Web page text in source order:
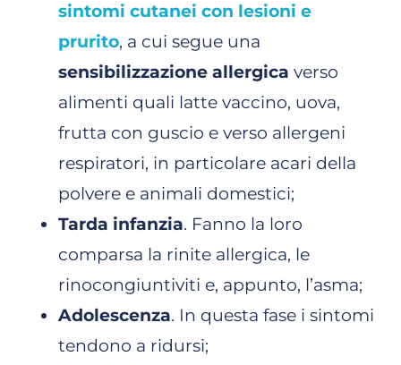
sintomi cutanei con lesioni e
prurito, a cui segue una
sensibilizzazione allergica verso
alimenti quali latte vaccino, uova,
frutta con guscio e verso allergeni
respiratori, in particolare acari della
polvere e animali domestici;
Tarda infanzia. Fanno la loro
comparsa la rinite allergica, le
rinocongiuntiviti e, appunto, l’asma;
Adolescenza. In questa fase i sintomi
tendono a ridursi;